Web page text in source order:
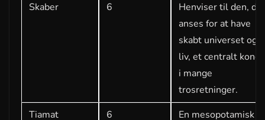
Skaber
6
Henviser til den, der
anses for at have
skabt universet og
liv, et centralt
i mange
trosretninger.
Tiamat
6
En mesopotamisk